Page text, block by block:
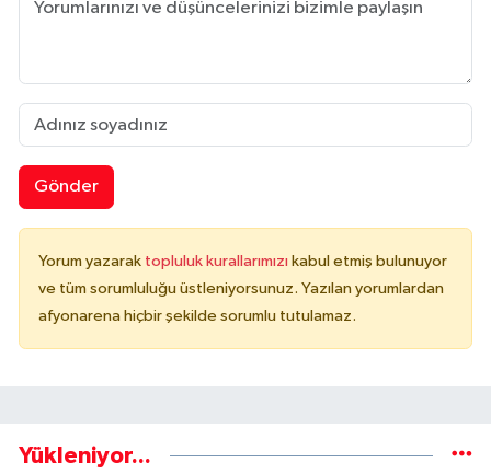
Gönder
Yorum yazarak topluluk kurallarımızı kabul etmiş bulunuyor
ve tüm sorumluluğu üstleniyorsunuz. Yazılan yorumlardan
afyonarena hiçbir şekilde sorumlu tutulamaz.
Yükleniyor...